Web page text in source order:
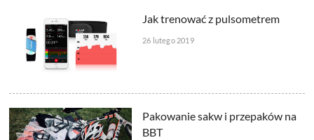
Jak trenować z pulsometrem
26 lutego 2019
Pakowanie sakw i przepaków na
BBT